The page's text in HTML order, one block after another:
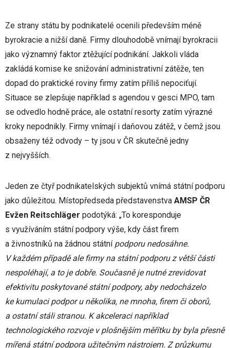
Ze strany státu by podnikatelé ocenili především méně
byrokracie a nižší daně. Firmy dlouhodobě vnímají byrokracii
jako významný faktor ztěžující podnikání. Jakkoli vláda
zakládá komise ke snižování administrativní zátěže, ten
dopad do praktické roviny firmy zatím příliš nepociťují.
Situace se zlepšuje například s agendou v gesci MPO, tam
se odvedlo hodně práce, ale ostatní resorty zatím výrazné
kroky nepodnikly. Firmy vnímají i daňovou zátěž, v čemž jsou
obsaženy též odvody – ty jsou v ČR skutečně jedny
z nejvyšších.
Jeden ze čtyř podnikatelských subjektů vnímá státní podporu
jako důležitou. Místopředseda představenstva AMSP ČR
Evžen Reitschläger podotýká: „To koresponduje
s využíváním státní podpory výše, kdy část firem
a živnostníků na žádnou státní podporu nedosáhne.
V každém případě ale firmy na státní podporu z větší části
nespoléhají, a to je dobře. Současně je nutné zrevidovat
efektivitu poskytované státní podpory, aby nedocházelo
ke kumulaci podpor u několika, ne mnoha, firem či oborů,
a ostatní stáli stranou. K akceleraci například
technologického rozvoje v plošnějším měřítku by byla přesně
mířená státní podpora užitečným nástrojem. Z průzkumu